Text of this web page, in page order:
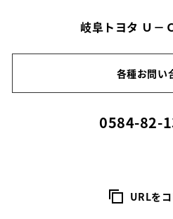
岐阜トヨタ Ｕ－
各種お問い
0584-82-
URLを